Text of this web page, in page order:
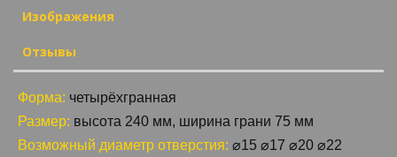
Изображения
Отзывы
Форма: четырёхгранная
Размер: высота 240 мм, ширина грани 75 мм
Возможный диаметр отверстия: ⌀15 ⌀17 ⌀20 ⌀22